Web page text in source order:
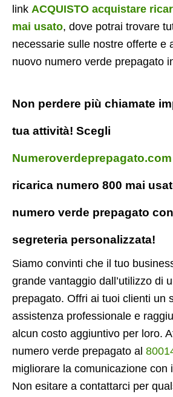
link ACQUISTO acquistare
mai usato, dove potrai trovare
necessarie sulle nostre offerte e
nuovo numero verde prepagato
Non perdere più chiamate
tua attività! Scegli
Numeroverdeprepagato.com
ricarica numero 800 mai
numero verde prepagato
segreteria personalizzata!
Siamo convinti che il tuo
grande vantaggio dall’utilizzo di
prepagato. Offri ai tuoi clienti un
assistenza professionale e
alcun costo aggiuntivo per loro.
numero verde prepagato al
migliorare la comunicazione con
Non esitare a contattarci per